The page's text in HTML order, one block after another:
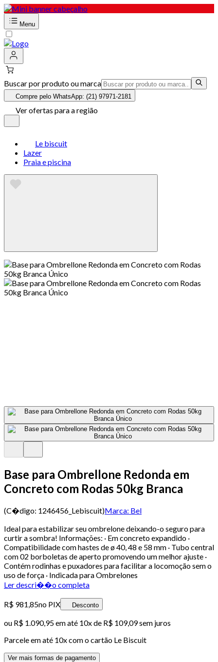
Menu
Buscar por produto ou marca
Compre pelo WhatsApp: (21) 97971-2181
Ver ofertas para a região
Le biscuit
Lazer
Praia e piscina
Base para Ombrellone Redonda em
Concreto com Rodas 50kg Branca
(C�digo: 1246456_Lebiscuit)Marca: Bel
Ideal para estabilizar seu ombrelone deixando-o seguro para
curtir a sombra! Informações: · Em concreto expandido ·
Compatibilidade com hastes de ø 40, 48 e 58 mm · Tubo central
com 02 borboletas de aperto promovendo um melhor ajuste ·
Contém rodinhas e puxadores para facilitar a locomoção sem o
uso de força · Indicada para Ombrelones
Ler descri��o completa
R$ 981,85no PIX Desconto
ou R$ 1.090,95em até 10x de R$ 109,09 sem juros
Parcele em até 10x com o cartão Le Biscuit
Ver mais formas de pagamento